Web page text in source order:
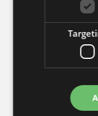
uns findest du
dein